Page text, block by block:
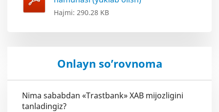
Hajmi: 290.28 KB
Onlayn so’rovnoma
Nima sababdan «Trastbank» XAB mijozligini
tanladingiz?